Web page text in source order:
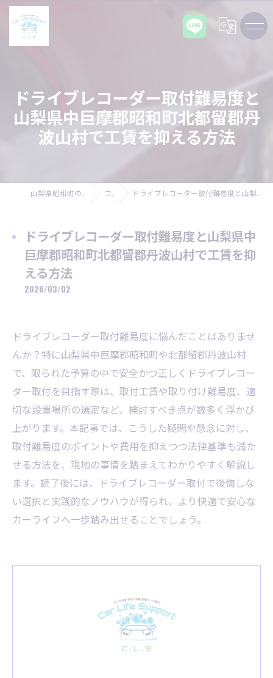
ドライブレコーダー取付難易度と
山梨県中巨摩郡昭和町北都留郡丹
波山村で工賃を抑える方法
コラム ドライブレコーダー取付難易度と山梨県中巨摩郡昭和町北都留郡丹波山村で工賃を抑える方法
ドライブレコーダー取付難易度と山梨県中
巨摩郡昭和町北都留郡丹波山村で工賃を抑
える方法
2026/03/02
ドライブレコーダー取付難易度に悩んだことはありませ
んか？特に山梨県中巨摩郡昭和町や北都留郡丹波山村
で、限られた予算の中で安全かつ正しくドライブレコー
ダー取付を目指す際は、取付工賃や取り付け難易度、適
切な設置場所の選定など、検討すべき点が数多く浮かび
上がります。本記事では、こうした疑問や懸念に対し、
取付難易度のポイントや費用を抑えつつ法律基準も満た
せる方法を、現地の事情を踏まえてわかりやすく解説し
ます。読了後には、ドライブレコーダー取付で後悔しな
い選択と実践的なノウハウが得られ、より快適で安心な
カーライフへ一歩踏み出せることでしょう。